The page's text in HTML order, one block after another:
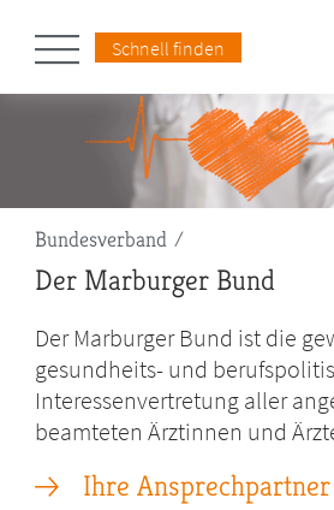
Schnell finden
Pfadnavigation
Bundesverband
Der Marburger Bund
Der Marburger Bund ist die
gesundheits- und
Interessenvertretung aller
beamteten Ärztinnen und
Ihre Ansprechpartner